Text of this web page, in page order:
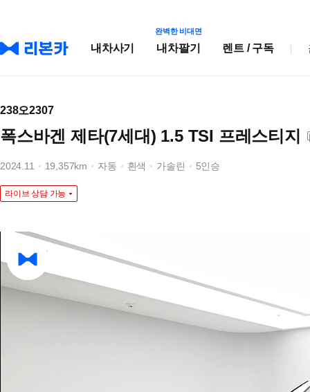
내차사기
완벽한 비대면
내차팔기 렌트 / 구독
238오2307
폭스바겐 제타(7세대) 1.5 TSI 프레스티지
2024.11 19,357km 자동 흰색 가솔린 5인승
라이브 상담 가능